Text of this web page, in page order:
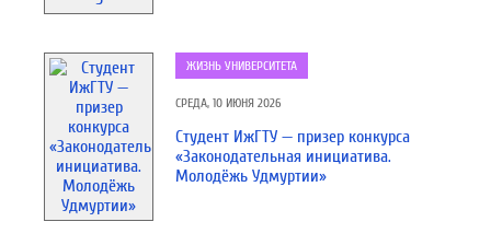
ЖИЗНЬ УНИВЕРСИТЕТА
СРЕДА, 10 ИЮНЯ 2026
Студент ИжГТУ — призер конкурса
«Законодательная инициатива.
Молодёжь Удмуртии»